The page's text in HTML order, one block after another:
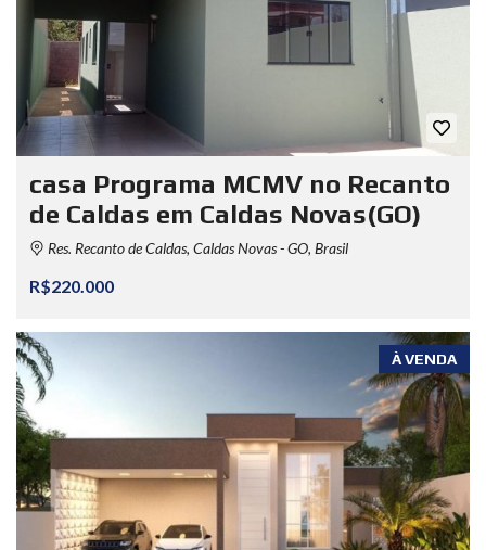
casa Programa MCMV no Recanto
de Caldas em Caldas Novas(GO)
Res. Recanto de Caldas, Caldas Novas - GO, Brasil
R$220.000
À VENDA